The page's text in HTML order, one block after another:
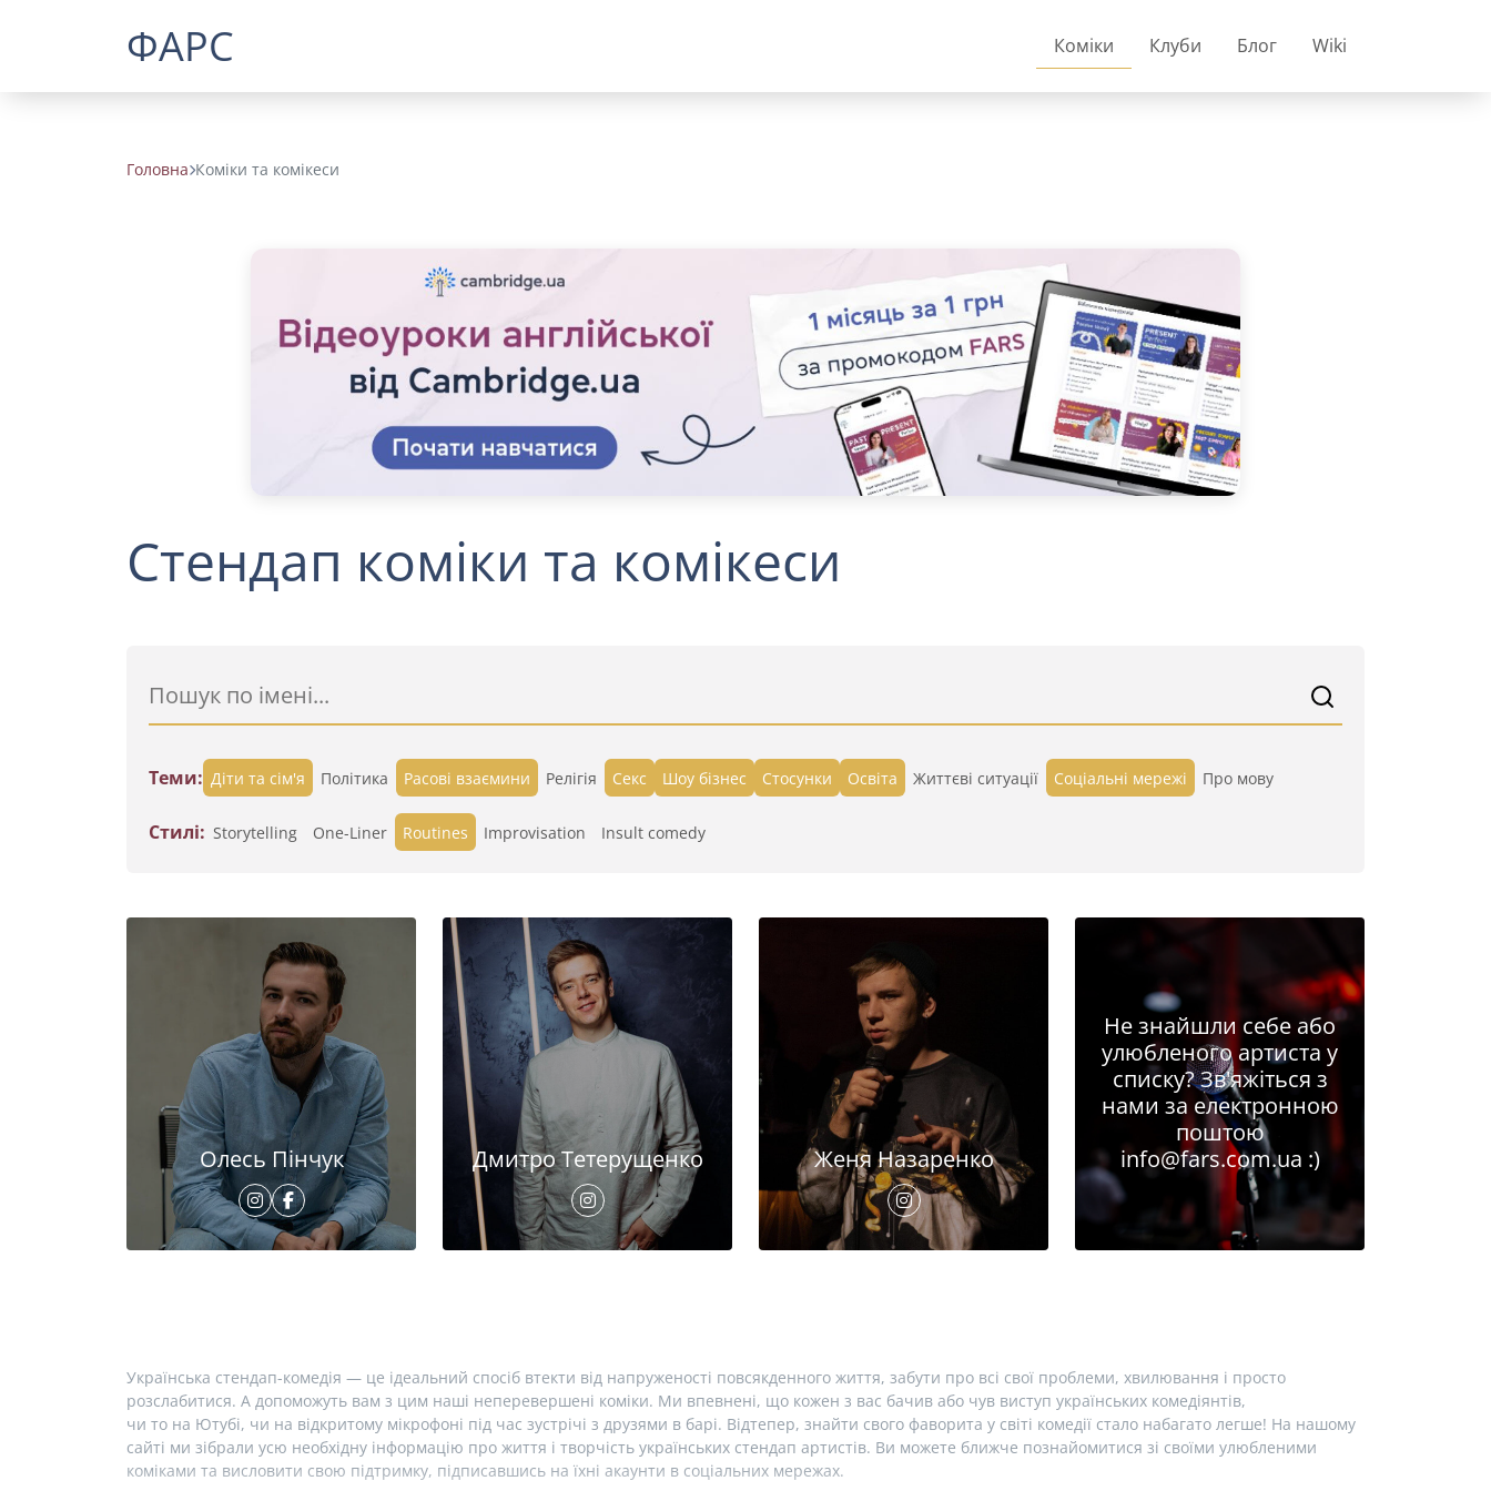
ФАРС Коміки Клуби Блог Wiki
Головна Коміки та комікеси
Стендап коміки та комікеси
Теми: Діти та сім'я Політика Расові взаємини Релігія Секс Шоу бізнес Стосунки Освіта Життєві ситуації Cоціальні мережі Про мову
Стилі: Storytelling One-Liner Routines Improvisation Insult comedy
Олесь Пінчук Дмитро Тетерущенко Женя Назаренко
Не знайшли себе або
улюбленого артиста у
списку? Зв'яжіться з
нами за електронною
поштою
info@fars.com.ua :)
Українська стендап-комедія — це ідеальний спосіб втекти від напруженості повсякденного життя, забути про всі свої проблеми, хвилювання і просто
розслабитися. А допоможуть вам з цим наші неперевершені коміки. Ми впевнені, що кожен з вас бачив або чув виступ українських комедіянтів,
чи то на Ютубі, чи на відкритому мікрофоні під час зустрічі з друзями в барі. Відтепер, знайти свого фаворита у світі комедії стало набагато легше! На нашому
сайті ми зібрали усю необхідну інформацію про життя і творчість українських стендап артистів. Ви можете ближче познайомитися зі своїми улюбленими
коміками та висловити свою підтримку, підписавшись на їхні акаунти в соціальних мережах.